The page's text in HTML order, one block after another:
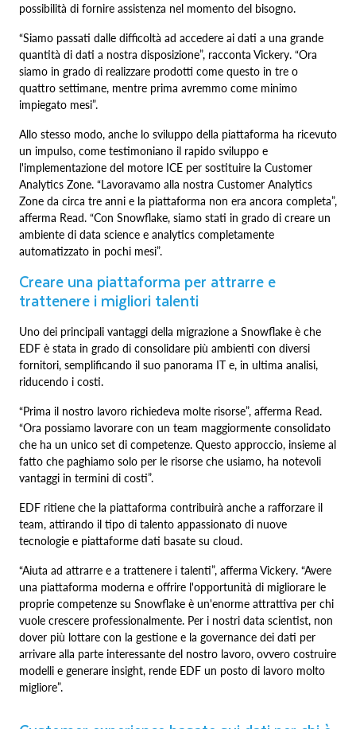
possibilità di fornire assistenza nel momento del bisogno.
“Siamo passati dalle difficoltà ad accedere ai dati a una grande
quantità di dati a nostra disposizione”, racconta Vickery. “Ora
siamo in grado di realizzare prodotti come questo in tre o
quattro settimane, mentre prima avremmo come minimo
impiegato mesi”.
Allo stesso modo, anche lo sviluppo della piattaforma ha ricevuto
un impulso, come testimoniano il rapido sviluppo e
l'implementazione del motore ICE per sostituire la Customer
Analytics Zone. “Lavoravamo alla nostra Customer Analytics
Zone da circa tre anni e la piattaforma non era ancora completa”,
afferma Read. “Con Snowflake, siamo stati in grado di creare un
ambiente di data science e analytics completamente
automatizzato in pochi mesi”.
Creare una piattaforma per attrarre e
trattenere i migliori talenti
Uno dei principali vantaggi della migrazione a Snowflake è che
EDF è stata in grado di consolidare più ambienti con diversi
fornitori, semplificando il suo panorama IT e, in ultima analisi,
riducendo i costi.
“Prima il nostro lavoro richiedeva molte risorse”, afferma Read.
“Ora possiamo lavorare con un team maggiormente consolidato
che ha un unico set di competenze. Questo approccio, insieme al
fatto che paghiamo solo per le risorse che usiamo, ha notevoli
vantaggi in termini di costi”.
EDF ritiene che la piattaforma contribuirà anche a rafforzare il
team, attirando il tipo di talento appassionato di nuove
tecnologie e piattaforme dati basate su cloud.
“Aiuta ad attrarre e a trattenere i talenti”, afferma Vickery. “Avere
una piattaforma moderna e offrire l'opportunità di migliorare le
proprie competenze su Snowflake è un'enorme attrattiva per chi
vuole crescere professionalmente. Per i nostri data scientist, non
dover più lottare con la gestione e la governance dei dati per
arrivare alla parte interessante del nostro lavoro, ovvero costruire
modelli e generare insight, rende EDF un posto di lavoro molto
migliore”.